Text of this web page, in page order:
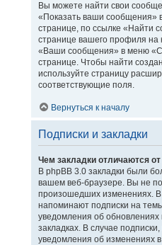
Вы можете найти свои
«Показать ваши сообщения»
странице, по ссылке «Найти
странице вашего профиля на
«Ваши сообщения» в меню
странице. Чтобы найти
используйте страницу
соответствующие поля.
Вернуться к началу
Подписки и закладки
Чем закладки отличаются
В phpBB 3.0 закладки были
вашем веб-браузере. Вы не
произошедших изменениях. В
напоминают подписки на
уведомления об
закладках. В случае
уведомления об изменениях